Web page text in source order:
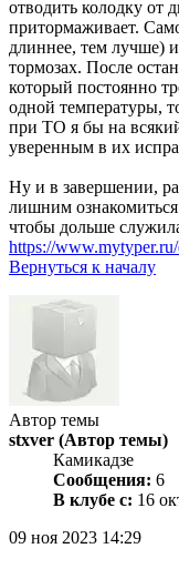
отводить колодку от
притормаживает.
длиннее, тем лучше)
тормозах. После
который постоянно
одной температуры,
при ТО я бы на
уверенным в их
Ну и в завершении,
лишним
чтобы дольше
https://
Вернуться к началу
Автор темы
stxver (Автор темы)
Камикадзе
Сообщения: 6
В клубе с: 16
09 ноя 2023 14:29